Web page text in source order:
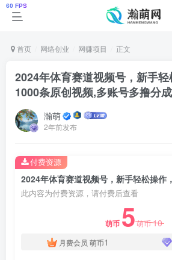
首页 网络创业 网赚项目 正文
2024年体育赛道视频号，新手
1000条原创视频,多账号多撸分成
瀚萌
2年前发布
此内容为付费资源，请付费后查看
萌币 5萌币10
月费会员 萌币1
付费资源